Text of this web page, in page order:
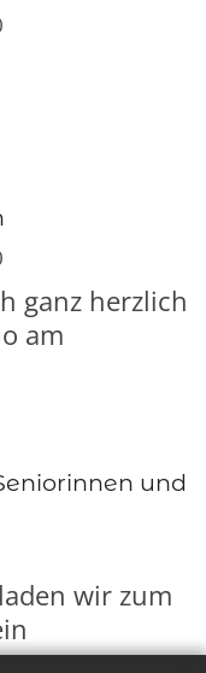
ganz herzlich
am
und
wir zum